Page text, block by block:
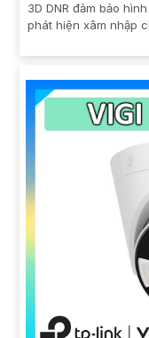
3D DNR đảm bảo
phát hiện xâm nhập